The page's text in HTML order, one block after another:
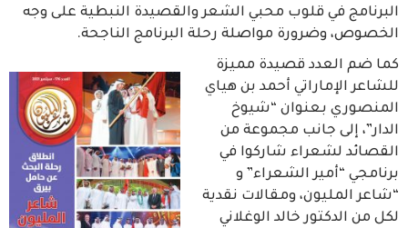
البرنامج في قلوب محبي الشعر والقصيدة النبطية على وجه
الخصوص، وضرورة مواصلة رحلة البرنامج الناجحة.
كما ضم العدد قصيدة مميزة
للشاعر الإماراتي أحمد بن هياي
المنصوري بعنوان “شيوخ
الدار”، إلى جانب مجموعة من
القصائد لشعراء شاركوا في
برنامجي “أمير الشعراء” و
“شاعر المليون، ومقالات نقدية
لكل من الدكتور خالد الوغلاني